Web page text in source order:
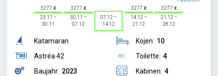
3277
23.11 –
30.11
3277
30.11 –
07.12
07.12 –
14.12
3277
14.12 –
21.12
3277
21.12 –
28.12
Katamaran
Astréa 42
Baujahr: 2023
Kojen: 10
Toilette: 4
Kabinen: 4